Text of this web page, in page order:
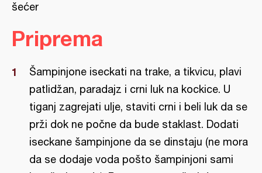
šećer
Priprema
Šampinjone iseckati na trake, a tikvicu, plavi
patlidžan, paradajz i crni luk na kockice. U
tiganj zagrejati ulje, staviti crni i beli luk da se
prži dok ne počne da bude staklast. Dodati
iseckane šampinjone da se dinstaju (ne mora
da se dodaje voda pošto šampinjoni sami